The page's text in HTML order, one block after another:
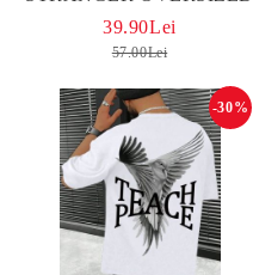
39.90Lei
57.00Lei
-30%